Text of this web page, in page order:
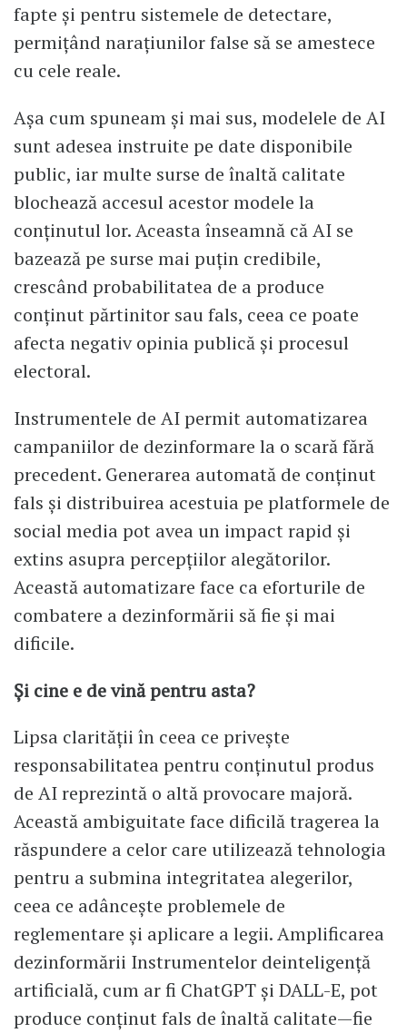
fapte și pentru sistemele de detectare,
permițând narațiunilor false să se amestece
cu cele reale.
Așa cum spuneam și mai sus, modelele de AI
sunt adesea instruite pe date disponibile
public, iar multe surse de înaltă calitate
blochează accesul acestor modele la
conținutul lor. Aceasta înseamnă că AI se
bazează pe surse mai puțin credibile,
crescând probabilitatea de a produce
conținut părtinitor sau fals, ceea ce poate
afecta negativ opinia publică și procesul
electoral.
Instrumentele de AI permit automatizarea
campaniilor de dezinformare la o scară fără
precedent. Generarea automată de conținut
fals și distribuirea acestuia pe platformele de
social media pot avea un impact rapid și
extins asupra percepțiilor alegătorilor.
Această automatizare face ca eforturile de
combatere a dezinformării să fie și mai
dificile.
Și cine e de vină pentru asta?
Lipsa clarității în ceea ce privește
responsabilitatea pentru conținutul produs
de AI reprezintă o altă provocare majoră.
Această ambiguitate face dificilă tragerea la
răspundere a celor care utilizează tehnologia
pentru a submina integritatea alegerilor,
ceea ce adâncește problemele de
reglementare și aplicare a legii. Amplificarea
dezinformării Instrumentelor deinteligență
artificială, cum ar fi ChatGPT și DALL-E, pot
produce conținut fals de înaltă calitate—fie